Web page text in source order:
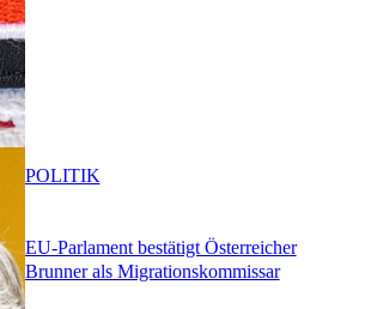
EU-Parlament bestätigt Österreicher
Brunner als Migrationskommissar
POLITIK